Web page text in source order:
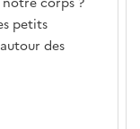
petits
des